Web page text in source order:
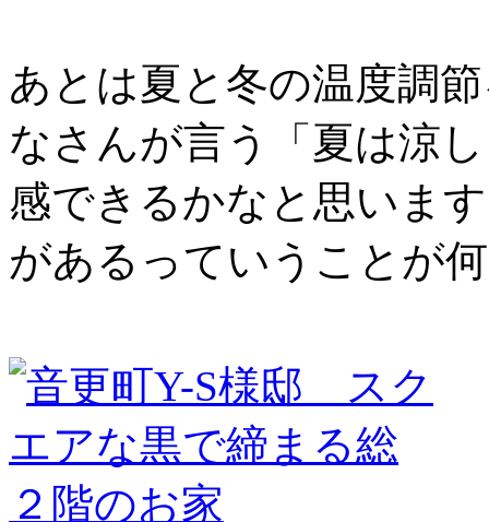
あとは夏と冬の温度調
なさんが言う「夏は涼
感できるかなと思いま
があるっていうことが